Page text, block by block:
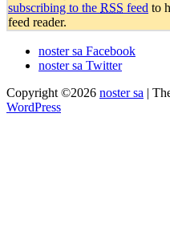
subscribing to the RSS feed to
feed reader.
noster sa Facebook
noster sa Twitter
Copyright ©2026 noster sa |
WordPress